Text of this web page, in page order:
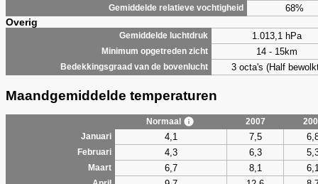
Gemiddelde relatieve vochtigheid 68%
Overig
Gemiddelde luchtdruk 1.013,1 hPa
Minimum opgetreden zicht 14 - 15km
Bedekkingsgraad van de bovenlucht 3 octa's (Half
Maandgemiddelde temperaturen
Normaal 2007
Januari
4,1 7,5
Februari 4,3 6,3
Maart 6,7 8,1